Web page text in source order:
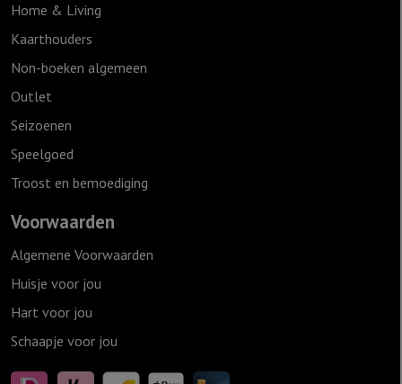
Home & Living
Kaarthouders
Non-boeken algemeen
Outlet
Seizoenen
Speelgoed
Troost en bemoediging
Voorwaarden
Algemene Voorwaarden
Huisje voor jou
Hart voor jou
Schaapje voor jou